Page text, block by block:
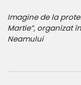
Imagine de la
Martie”, organizat
Neamului